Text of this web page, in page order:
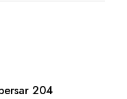
204